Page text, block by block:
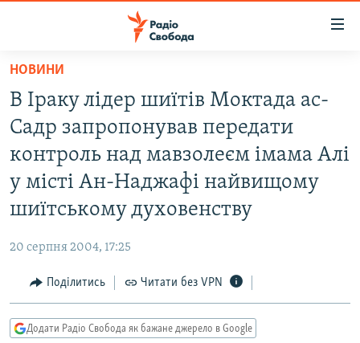
Перейти
основного
матеріалу
Перейти
до
основної
навігації
до
ВСЕ ЗА ДОБУ
СТАТТІ
ПОЛІТИКА
ЕКОНОМІКА
СПОРТ
УКРАЇНА
ВІЙНА
РОСІЙСЬКА «ФІЛЬТРАЦІЯ»
КРИМ.РЕАЛІЇ
ТИ ЯК?
СХЕМИ
НОВИНИ
В Іраку лідер шиїтів Моктада ас-
Садр запропонував передати
контроль над мавзолеєм імама Алі
у місті Ан-Наджафі найвищому
шиїтському духовенству
20 серпня 2004, 17:25
Поділитись Читати без VPN
Додати Радіо Свобода як бажане джерело в Google